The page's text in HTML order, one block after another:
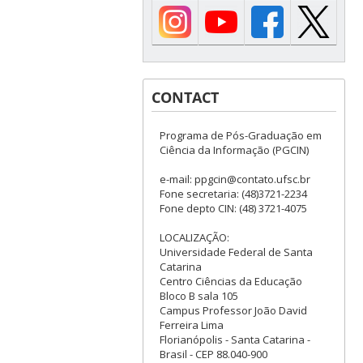
CONTACT
Programa de Pós-Graduação em
Ciência da Informação (PGCIN)
e-mail: ppgcin@contato.ufsc.br
Fone secretaria: (48)3721-2234
Fone depto CIN: (48) 3721-4075
LOCALIZAÇÃO:
Universidade Federal de Santa
Catarina
Centro Ciências da Educação
Bloco B sala 105
Campus Professor João David
Ferreira Lima
Florianópolis - Santa Catarina -
Brasil - CEP 88.040-900